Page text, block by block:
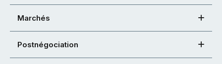
Marchés
Postnégociation